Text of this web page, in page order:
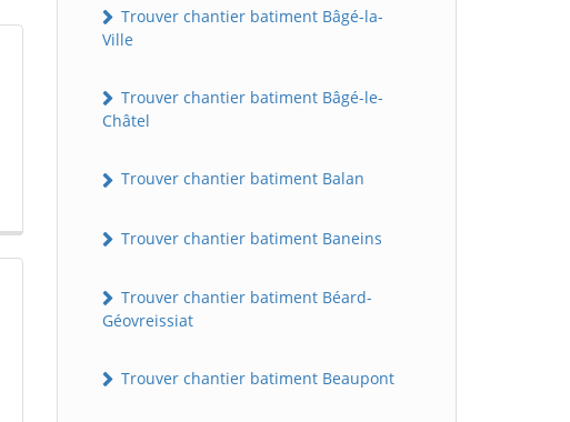
Trouver chantier batiment Bâgé-la-
Ville
Trouver chantier batiment Bâgé-le-
Châtel
Trouver chantier batiment Balan
Trouver chantier batiment Baneins
Trouver chantier batiment Béard-
Géovreissiat
Trouver chantier batiment Beaupont